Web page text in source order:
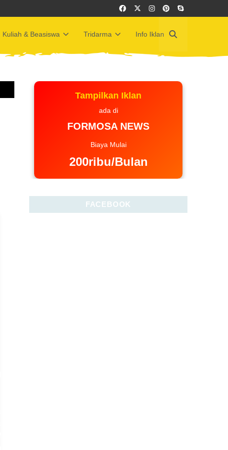
Kuliah & Beasiswa Tridarma Info Iklan
Tampilkan Iklan
ada di
FORMOSA NEWS
Biaya Mulai
200ribu/Bulan
FACEBOOK